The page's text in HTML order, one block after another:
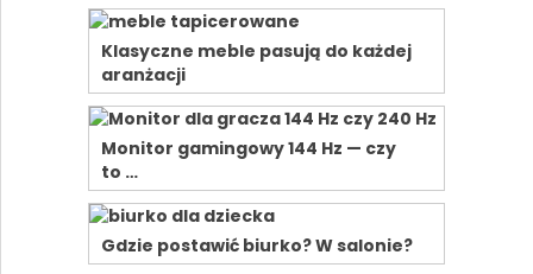
Klasyczne meble pasują do każdej
aranżacji
Monitor gamingowy 144 Hz — czy
to …
Gdzie postawić biurko? W salonie?